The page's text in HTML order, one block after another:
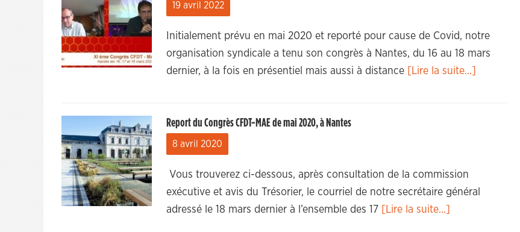
19 avril 2022
Initialement prévu en mai 2020 et reporté pour cause de Covid, notre
organisation syndicale a tenu son congrès à Nantes, du 16 au 18 mars
dernier, à la fois en présentiel mais aussi à distance
[Lire la suite...]
Report du Congrès CFDT-MAE de mai 2020, à Nantes
8 avril 2020
Vous trouverez ci-dessous, après consultation de la commission
exécutive et avis du Trésorier, le courriel de notre secrétaire général
adressé le 18 mars dernier à l’ensemble des 17
[Lire la suite...]